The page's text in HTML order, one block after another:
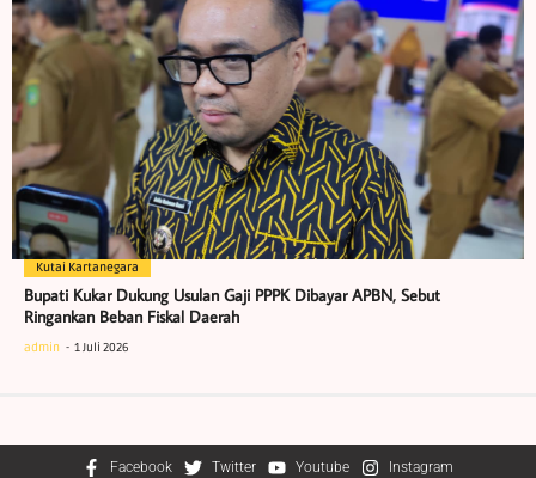
Kutai Kartanegara
Bupati Kukar Dukung Usulan Gaji PPPK Dibayar APBN, Sebut
Ringankan Beban Fiskal Daerah
admin 1 Juli 2026
Facebook Twitter Youtube Instagram